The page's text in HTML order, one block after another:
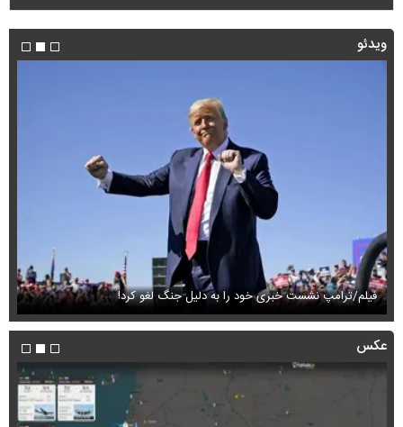
ویدئو
فیلم/ترامپ نشست خبری خود را به دلیل جنگ لغو کرد!
عکس